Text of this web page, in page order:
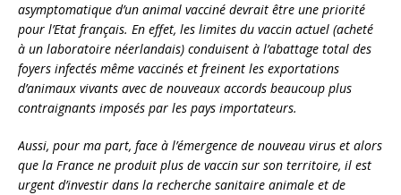
asymptomatique d’un animal vacciné devrait être une priorité
pour l’Etat français. En effet, les limites du vaccin actuel (acheté
à un laboratoire néerlandais) conduisent à l’abattage total des
foyers infectés même vaccinés et freinent les exportations
d’animaux vivants avec de nouveaux accords beaucoup plus
contraignants imposés par les pays importateurs.
Aussi, pour ma part, face à l’émergence de nouveau virus et alors
que la France ne produit plus de vaccin sur son territoire, il est
urgent d’investir dans la recherche sanitaire animale et de